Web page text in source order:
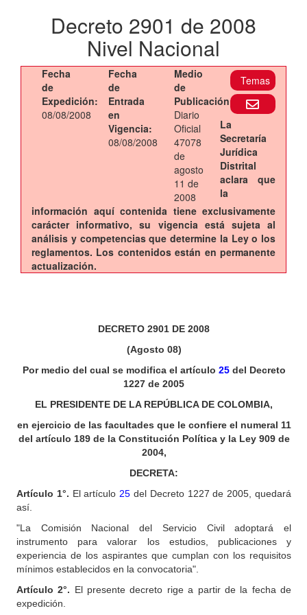
Decreto 2901 de 2008
Nivel Nacional
Fecha
de
Expedición:
08/08/2008
Fecha
de
Entrada
en
Vigencia:
08/08/2008
Medio
de
Publicación:
Diario
Oficial
47078
de
agosto
11 de
2008
Temas
La
Secretaría
Jurídica
Distrital
aclara que
la
información aquí contenida tiene exclusivamente
carácter informativo, su vigencia está sujeta al
análisis y competencias que determine la Ley o los
reglamentos. Los contenidos están en permanente
actualización.
DECRETO 2901 DE 2008
(Agosto 08)
Por medio del cual se modifica el artículo 25del Decreto
1227 de 2005
EL PRESIDENTE DE LA REPÚBLICA DE COLOMBIA,
en ejercicio de las facultades que le confiere el numeral 11
del artículo 189 de la Constitución Política y la Ley 909 de
2004,
DECRETA:
Artículo 1°. El artículo 25 del Decreto 1227 de 2005, quedará
así.
"La Comisión Nacional del Servicio Civil adoptará el
instrumento para valorar los estudios, publicaciones y
experiencia de los aspirantes que cumplan con los requisitos
mínimos establecidos en la convocatoria".
Artículo 2°. El presente decreto rige a partir de la fecha de
expedición.